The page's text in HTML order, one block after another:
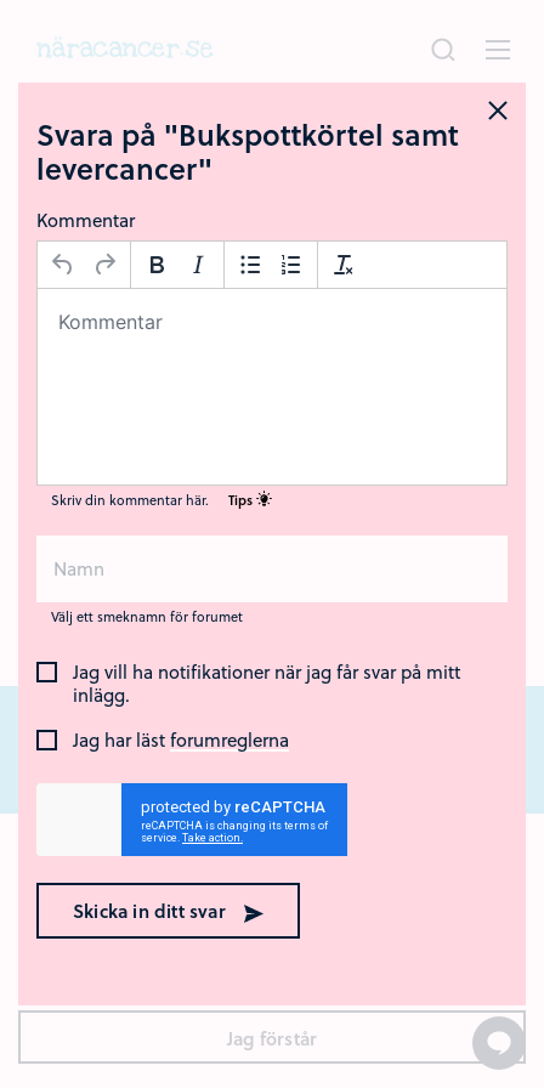
Svara på "Bukspottkörtel samt
levercancer"
Kommentar
Skriv din kommentar här. Tips
Välj ett smeknamn för forumet
Jag vill ha notifikationer när jag får svar på mitt
inlägg.
Jag har lästforumreglerna
Skicka in ditt svar
Ok med kakor? 🍪
Den här webbplatsen använder kakor (cookies). Genom att
surfa vidare godkänner du att vi använder kakor.
Jag förstår
Nära Cancer är ett nationellt webbstöd för unga som står nära någon som
har cancer eller som har dött av sjukdomen. Webbstödet drivs av Region
Örebro län och Regionalt cancercentrum Uppsala- Örebro.